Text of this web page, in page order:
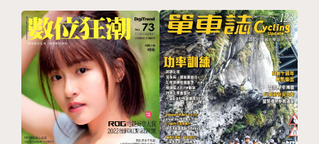
Funny Apps, Add Fun 專業級圖表一指畫
Event News
訂閱單